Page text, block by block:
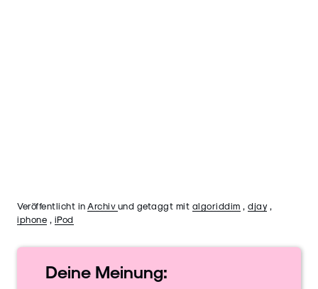
Veröffentlicht in Archiv und getaggt mit algoriddim , djay,
iphone , iPod
Deine Meinung: